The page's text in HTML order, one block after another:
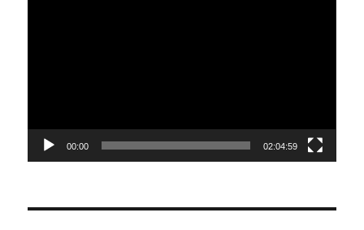
00:00 02:04:59